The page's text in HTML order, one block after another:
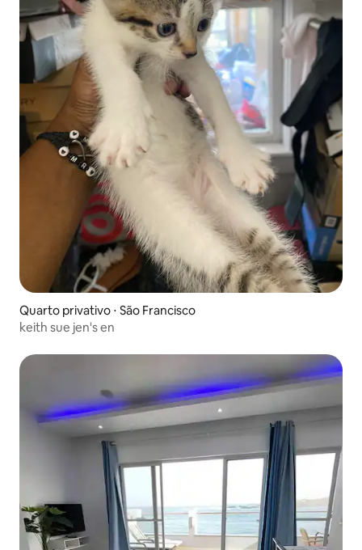
Quarto privativo ⋅ São Francisco
keith sue jen's en